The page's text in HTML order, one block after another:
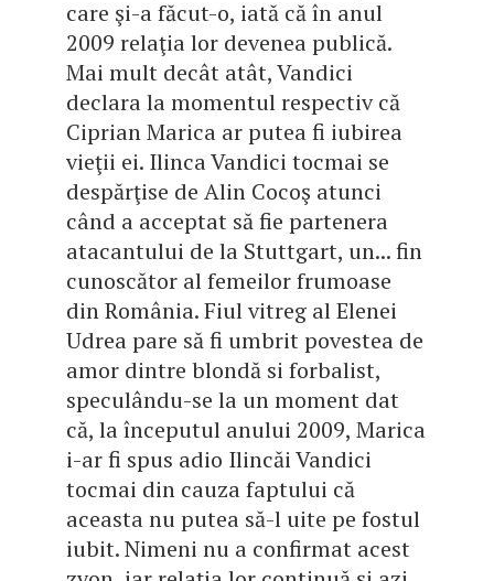
care şi-a făcut-o, iată că în anul
2009 relaţia lor devenea publică.
Mai mult decât atât, Vandici
declara la momentul respectiv că
Ciprian Marica ar putea fi iubirea
vieţii ei. Ilinca Vandici tocmai se
despărţise de Alin Cocoş atunci
când a acceptat să fie partenera
atacantului de la Stuttgart, un... fin
cunoscător al femeilor frumoase
din România. Fiul vitreg al Elenei
Udrea pare să fi umbrit povestea de
amor dintre blondă si forbalist,
speculându-se la un moment dat
că, la începutul anului 2009, Marica
i-ar fi spus adio Ilincăi Vandici
tocmai din cauza faptului că
aceasta nu putea să-l uite pe fostul
iubit. Nimeni nu a confirmat acest